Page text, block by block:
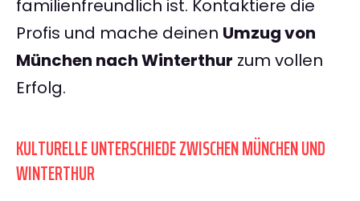
familienfreundlich ist. Kontaktiere die
Profis und mache deinen Umzug von
München nach Winterthur zum vollen
Erfolg.
KULTURELLE UNTERSCHIEDE ZWISCHEN MÜNCHEN UND
WINTERTHUR